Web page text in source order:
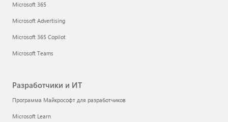
Microsoft 365
Microsoft Advertising
Microsoft 365 Copilot
Microsoft Teams
Разработчики и ИТ
Программа Майкрософт для разработчиков
Microsoft Learn